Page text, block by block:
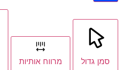
סמן גדול מרווח אותיות